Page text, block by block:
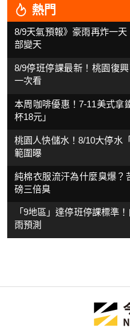
熱門
8/9天氣預報》豪雨再炸一
部變天
8/9停班停課最新！桃園復
一次看
本周咖啡優惠！7-11美式
杯18元」
桃園人快儲水！8/10大停水
範圍曝
純棉衣服流汗為什麼臭爆
磅三倍臭
「9地區」達停班停課標準
雨預測